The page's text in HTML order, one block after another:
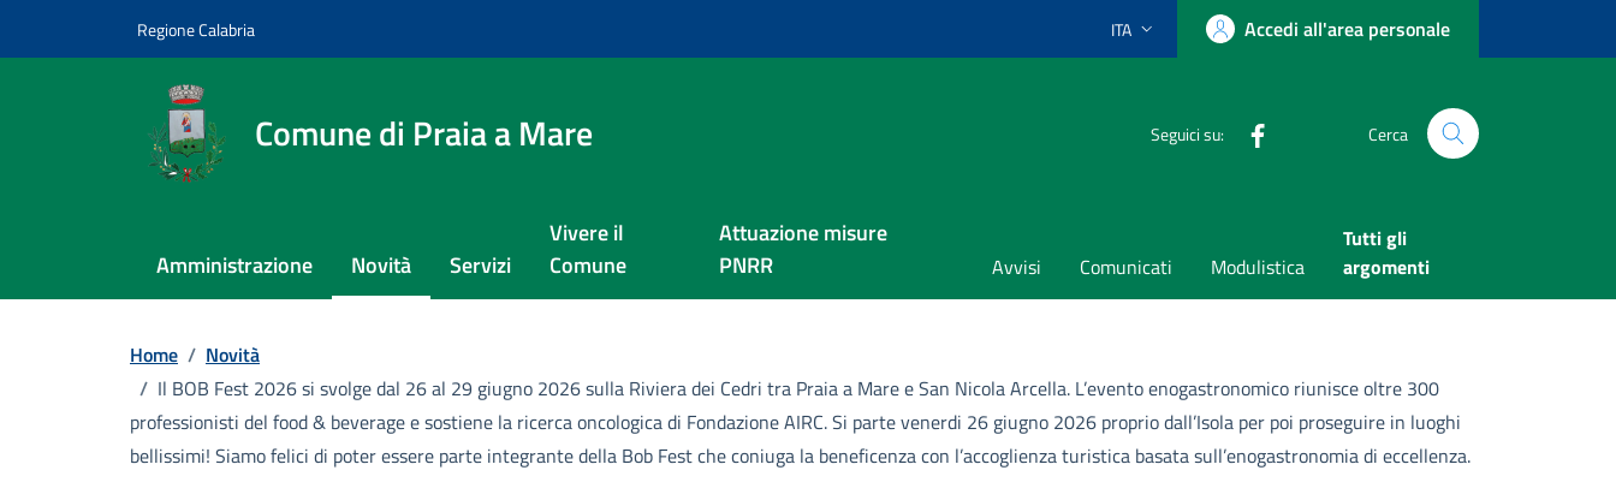
Regione Calabria Lingua attiva:
ITA Accedi all'area personale
Comune di Praia a Mare Seguici su: Cerca
Amministrazione Novità Servizi
Vivere il
Comune
Attuazione misure
PNRR
Avvisi Comunicati Modulistica
Tutti gli
argomenti
Home / Novità
/ Il BOB Fest 2026 si svolge dal 26 al 29 giugno 2026 sulla Riviera dei Cedri tra Praia a Mare e San Nicola Arcella. L’evento enogastronomico riunisce oltre 300
professionisti del food & beverage e sostiene la ricerca oncologica di Fondazione AIRC. Si parte venerdi 26 giugno 2026 proprio dall’Isola per poi proseguire in luoghi
bellissimi! Siamo felici di poter essere parte integrante della Bob Fest che coniuga la beneficenza con l’accoglienza turistica basata sull’enogastronomia di eccellenza.